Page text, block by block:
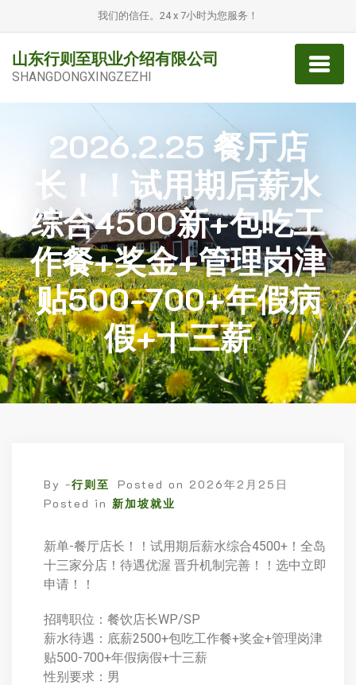
我们的信任。24 x 7小时为您服务！
山东行则至职业介绍有限公司
SHANGDONGXINGZEZHI
2026.2.25 餐厅店
长！！试用期后薪水
综合4500新+包吃工
作餐+奖金+管理岗津
贴500-700+年假病
假+十三薪
By -行则至 Posted on 2026年2月25日
Posted in 新加坡就业
新单-餐厅店长！！试用期后薪水综合4500+！全岛
十三家分店！待遇优渥 晋升机制完善！！选中立即
申请！！
招聘职位：餐饮店长WP/SP
薪水待遇：底薪2500+包吃工作餐+奖金+管理岗津
贴500-700+年假病假+十三薪
性别要求：男